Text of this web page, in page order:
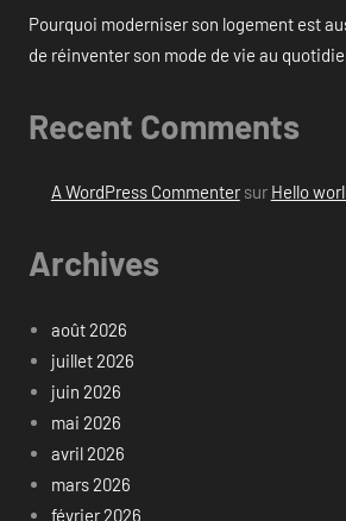
Pourquoi moderniser son logement est
de réinventer son mode de vie au
Recent Comments
A WordPress Commentersur Hello
Archives
août 2026
juillet 2026
juin 2026
mai 2026
avril 2026
mars 2026
février 2026